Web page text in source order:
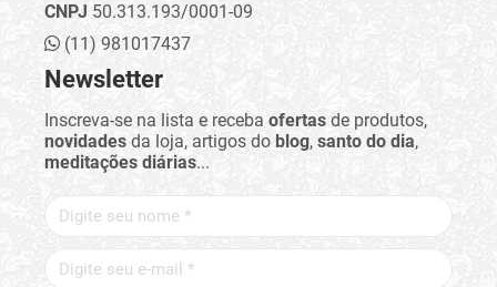
CNPJ 50.313.193/0001-09
(11) 981017437
Newsletter
Inscreva-se na lista e receba ofertas de produtos,
novidades da loja, artigos do blog, santo do dia,
meditações diárias...